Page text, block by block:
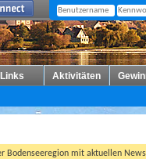
Links Aktivitäten
mit aktuellen